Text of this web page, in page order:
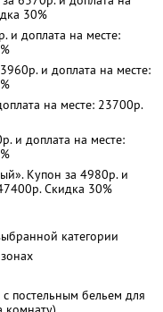
30%
и доплата на месте:
и доплата на месте:
на месте: 23700р.
и доплата на месте:
Купон за 4980р. и
Скидка 30%
категории
постельным бельем для